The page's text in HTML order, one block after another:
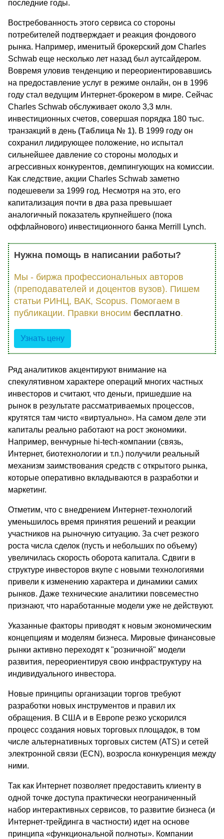
последние годы.
Востребованность этого сервиса со стороны
потребителей подтверждает и реакция фондового
рынка. Например, именитый брокерский дом Charles
Schwab еще несколько лет назад был аутсайдером.
Вовремя уловив тенденцию и переориентировавшись
на предоставление услуг в режиме онлайн, он в 1996
году стал ведущим Интернет-брокером в мире. Сейчас
Charles Schwab обслуживает около 3,3 млн.
инвестиционных счетов, совершая порядка 180 тыс.
транзакций в день (Таблица № 1). В 1999 году он
сохранил лидирующее положение, но испытал
сильнейшее давление со стороны молодых и
агрессивных конкурентов, демпингующих на комиссии.
Как следствие, акции Charles Schwab заметно
подешевели за 1999 год. Несмотря на это, его
капитализация почти в два раза превышает
аналогичный показатель крупнейшего (пока
оффлайнового) инвестиционного банка Merrill Lynch.
Нужна помощь в написании работы?
Мы - биржа профессиональных авторов
(преподавателей и доцентов вузов). Пишем
статьи РИНЦ, ВАК, Scopus. Помогаем в
публикации. Правки вносим бесплатно.
Узнать цену
Ряд аналитиков акцентируют внимание на
спекулятивном характере операций многих частных
инвесторов и считают, что деньги, пришедшие на
рынок в результате рассматриваемых процессов,
крутятся там чисто «виртуально». На самом деле эти
капиталы реально работают на рост экономики.
Например, венчурные hi-tech-компании (связь,
Интернет, биотехнологии и т.п.) получили реальный
механизм заимствования средств с открытого рынка,
которые оперативно вкладываются в разработки и
маркетинг.
Отметим, что с внедрением Интернет-технологий
уменьшилось время принятия решений и реакции
участников на рыночную ситуацию. За счет резкого
роста числа сделок (пусть и небольших по объему)
увеличилась скорость оборота капитала. Сдвиги в
структуре инвесторов вкупе с новыми технологиями
привели к изменению характера и динамики самих
рынков. Даже технические аналитики повсеместно
признают, что наработанные модели уже не действуют.
Указанные факторы приводят к новым экономическим
концепциям и моделям бизнеса. Мировые финансовые
рынки активно переходят к "розничной" модели
развития, переориентируя свою инфраструктуру на
индивидуального инвестора.
Новые принципы организации торгов требуют
разработки новых инструментов и правил их
обращения. В США и в Европе резко ускорился
процесс создания новых торговых площадок, в том
числе альтернативных торговых систем (ATS) и сетей
электронной связи (ECN), возросла конкуренция между
ними.
Так как Интернет позволяет предоставить клиенту в
одной точке доступа практически неограниченный
набор интерактивных сервисов, то развитие бизнеса (и
Интернет-трейдинга в частности) идет на основе
принципа «функциональной полноты». Компании